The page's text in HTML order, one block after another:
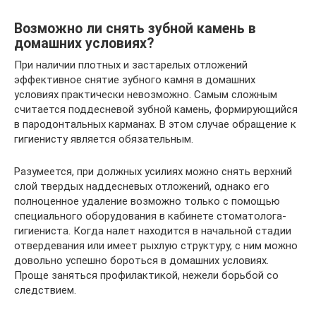
Возможно ли снять зубной камень в
домашних условиях?
При наличии плотных и застарелых отложений
эффективное снятие зубного камня в домашних
условиях практически невозможно. Самым сложным
считается поддесневой зубной камень, формирующийся
в пародонтальных карманах. В этом случае обращение к
гигиенисту является обязательным.
Разумеется, при должных усилиях можно снять верхний
слой твердых наддесневых отложений, однако его
полноценное удаление возможно только с помощью
специального оборудования в кабинете стоматолога-
гигиениста. Когда налет находится в начальной стадии
отвердевания или имеет рыхлую структуру, с ним можно
довольно успешно бороться в домашних условиях.
Проще заняться профилактикой, нежели борьбой со
следствием.